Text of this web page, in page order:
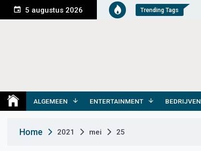
n
e
5 augustus 2026 Trending Tags
Medemblik Actueel
ALGEMEEN ENTERTAINMENT BEDRIJVEN
Home 2021 mei 25